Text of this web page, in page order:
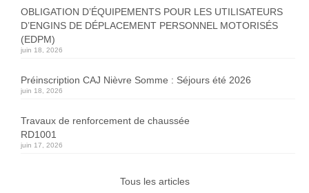
OBLIGATION D’ÉQUIPEMENTS POUR LES UTILISATEURS
D’ENGINS DE DÉPLACEMENT PERSONNEL MOTORISÉS
(EDPM)
juin 18, 2026
Préinscription CAJ Nièvre Somme : Séjours été 2026
juin 18, 2026
Travaux de renforcement de chaussée
RD1001
juin 17, 2026
Tous les articles